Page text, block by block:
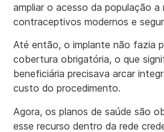
ampliar o acesso da população a
contraceptivos modernos e
Até então, o implante não fazia
cobertura obrigatória, o que
beneficiária precisava arcar
custo do procedimento.
Agora, os planos de saúde são
esse recurso dentro da rede